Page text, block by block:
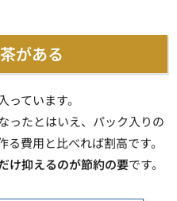
がある
ています。
ったとはいえ、パック入りの
費用と比べれば割高です。
け抑えるのが節約の要です。